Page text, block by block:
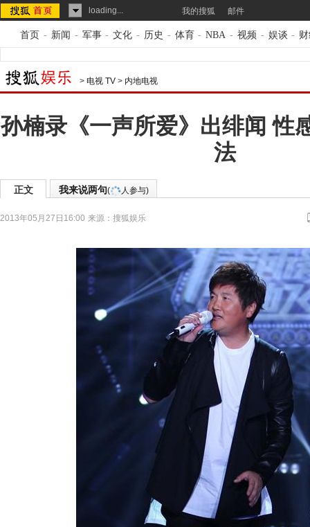
loading... 我的搜狐 邮件
首页 - 新闻 - 军事 - 文化 - 历史 - 体育 - NBA - 视频 - 娱谈 -
> 电视 TV > 内地电视
孙楠录《一声所爱》出绯闻 性
法
正文 我来说两句( 人参与)
2013年05月27日16:00 来源： 搜狐娱乐